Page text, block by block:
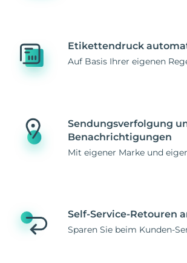
Etikettendruck
Auf Basis Ihrer eigenen
Sendungsverfolgung
Benachrichtigungen
Mit eigener Marke und
Self-Service-Retouren
Sparen Sie beim Kunden-